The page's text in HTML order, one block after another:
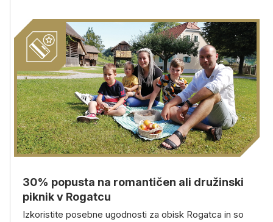
30% popusta na romantičen ali družinski
piknik v Rogatcu
Izkoristite posebne ugodnosti za obisk Rogatca in so